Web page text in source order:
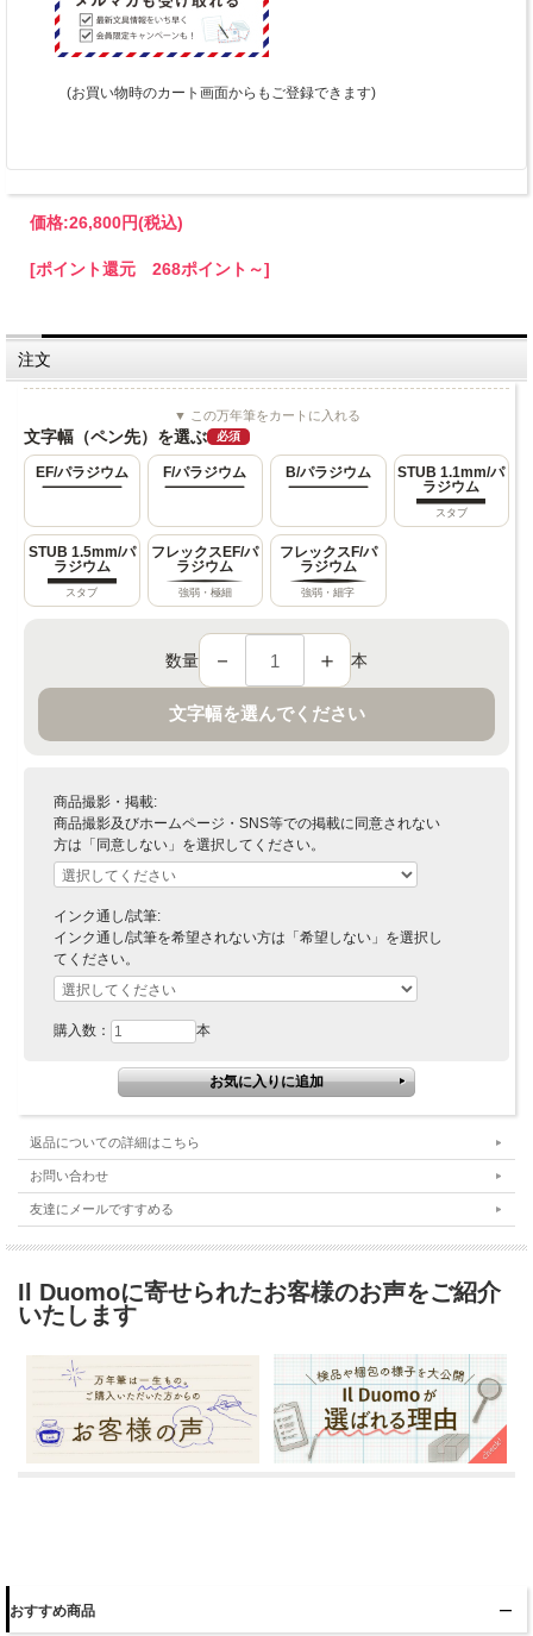
(お買い物時のカート画面からもご登録できます)
価格:26,800円(税込)
[ポイント還元 268ポイント～]
注文
▼ この万年筆をカートに入れる
文字幅（ペン先）を選ぶ 必須
EF/パラジウム F/パラジウム B/パラジウム
STUB 1.1mm/パ
ラジウム
スタブ
STUB 1.5mm/パ
ラジウム
スタブ
フレックスEF/パ
ラジウム
強弱・極細
フレックスF/パ
ラジウム
強弱・細字
数量 － ＋ 本
文字幅を選んでください
商品撮影・掲載:
商品撮影及びホームページ・SNS等での掲載に同意されない
方は「同意しない」を選択してください。
インク通し/試筆:
インク通し/試筆を希望されない方は「希望しない」を選択し
てください。
購入数： 本
返品についての詳細はこちら
お問い合わせ
友達にメールですすめる
Il Duomoに寄せられたお客様のお声をご紹介
いたします
おすすめ商品